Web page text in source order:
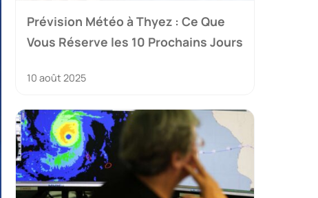
Prévision Météo à Thyez : Ce Que
Vous Réserve les 10 Prochains Jours
10 août 2025